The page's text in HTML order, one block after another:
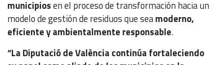
municipiosen el proceso de transformación hacia un
modelo de gestión de residuos que seamoderno,
eficiente y ambientalmente responsable.
“La Diputació de València continúa fortaleciendo